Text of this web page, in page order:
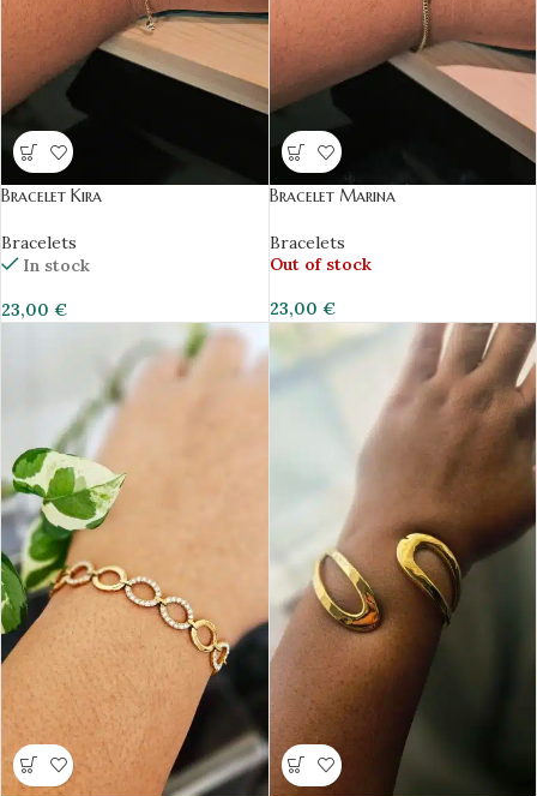
Bracelet Kira
Bracelets
In stock
23,00 €
Bracelet Marina
Bracelets
Out of stock
23,00 €